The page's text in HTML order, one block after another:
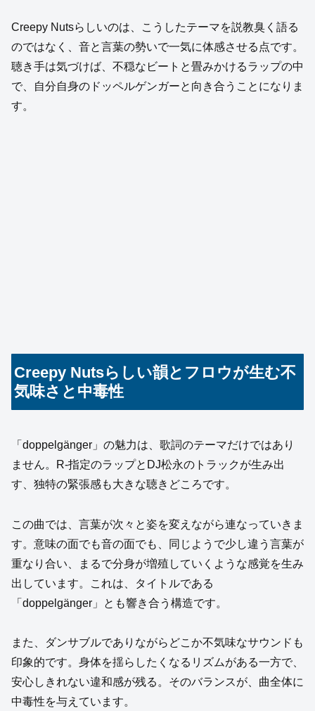
Creepy Nutsらしいのは、こうしたテーマを説教臭く語る
のではなく、音と言葉の勢いで一気に体感させる点です。
聴き手は気づけば、不穏なビートと畳みかけるラップの中
で、自分自身のドッペルゲンガーと向き合うことになりま
す。
Creepy Nutsらしい韻とフロウが生む不
気味さと中毒性
「doppelgänger」の魅力は、歌詞のテーマだけではあり
ません。R-指定のラップとDJ松永のトラックが生み出
す、独特の緊張感も大きな聴きどころです。
この曲では、言葉が次々と姿を変えながら連なっていきま
す。意味の面でも音の面でも、同じようで少し違う言葉が
重なり合い、まるで分身が増殖していくような感覚を生み
出しています。これは、タイトルである
「doppelgänger」とも響き合う構造です。
また、ダンサブルでありながらどこか不気味なサウンドも
印象的です。身体を揺らしたくなるリズムがある一方で、
安心しきれない違和感が残る。そのバランスが、曲全体に
中毒性を与えています。